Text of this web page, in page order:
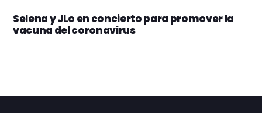
Selena y JLo en concierto para promover la
vacuna del coronavirus